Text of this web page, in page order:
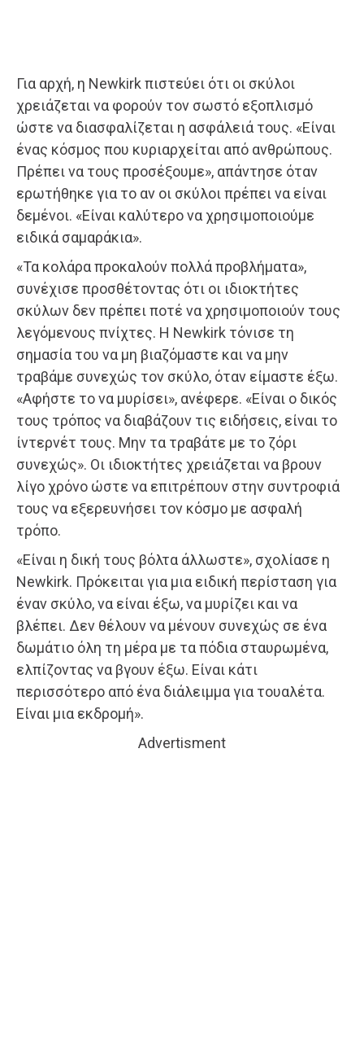
Για αρχή, η Newkirk πιστεύει ότι οι σκύλοι
χρειάζεται να φορούν τον σωστό εξοπλισμό
ώστε να διασφαλίζεται η ασφάλειά τους. «Είναι
ένας κόσμος που κυριαρχείται από ανθρώπους.
Πρέπει να τους προσέξουμε», απάντησε όταν
ερωτήθηκε για το αν οι σκύλοι πρέπει να είναι
δεμένοι. «Είναι καλύτερo να χρησιμοποιούμε
ειδικά σαμαράκια».
«Τα κολάρα προκαλούν πολλά προβλήματα»,
συνέχισε προσθέτοντας ότι οι ιδιοκτήτες
σκύλων δεν πρέπει ποτέ να χρησιμοποιούν τους
λεγόμενους πνίχτες. Η Newkirk τόνισε τη
σημασία του να μη βιαζόμαστε και να μην
τραβάμε συνεχώς τον σκύλο, όταν είμαστε έξω.
«Αφήστε το να μυρίσει», ανέφερε. «Είναι ο δικός
τους τρόπος να διαβάζουν τις ειδήσεις, είναι το
ίντερνέτ τους. Μην τα τραβάτε με το ζόρι
συνεχώς». Οι ιδιοκτήτες χρειάζεται να βρουν
λίγο χρόνο ώστε να επιτρέπουν στην συντροφιά
τους να εξερευνήσει τον κόσμο με ασφαλή
τρόπο.
«Είναι η δική τους βόλτα άλλωστε», σχολίασε η
Newkirk. Πρόκειται για μια ειδική περίσταση για
έναν σκύλο, να είναι έξω, να μυρίζει και να
βλέπει. Δεν θέλουν να μένουν συνεχώς σε ένα
δωμάτιο όλη τη μέρα με τα πόδια σταυρωμένα,
ελπίζοντας να βγουν έξω. Είναι κάτι
περισσότερο από ένα διάλειμμα για τουαλέτα.
Είναι μια εκδρομή».
Advertisment